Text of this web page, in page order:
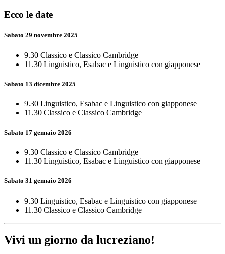
Ecco le date
Sabato 29 novembre 2025
9.30 Classico e Classico Cambridge
11.30 Linguistico, Esabac e Linguistico con giapponese
Sabato 13 dicembre 2025
9.30 Linguistico, Esabac e Linguistico con giapponese
11.30 Classico e Classico Cambridge
Sabato 17 gennaio 2026
9.30 Classico e Classico Cambridge
11.30 Linguistico, Esabac e Linguistico con giapponese
Sabato 31 gennaio 2026
9.30 Linguistico, Esabac e Linguistico con giapponese
11.30 Classico e Classico Cambridge
Vivi un giorno da lucreziano!